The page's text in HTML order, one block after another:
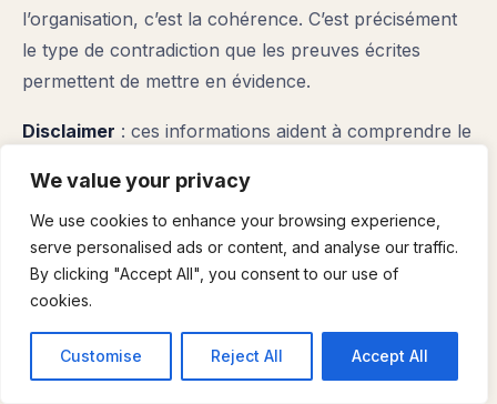
We value your privacy
We use cookies to enhance your browsing experience,
serve personalised ads or content, and analyse our traffic.
By clicking "Accept All", you consent to our use of
cookies.
Customise Reject All Accept All
l’organisation, c’est la cohérence. C’est précisément
le type de contradiction que les preuves écrites
permettent de mettre en évidence.
Disclaimer : ces informations aident à comprendre le
remplacent pas l’avis d’un avocat, d’un syndicat, d’un
défenseur syndical ou d’un juriste en droit social,
surtout en cas de contentieux.
Insight final
le volume de messages, mais la clarté des faits, des
dates et des demandes.